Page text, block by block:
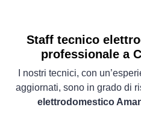
Staff tecnico
professionale a
I nostri tecnici, con
aggiornati, sono in grado di
elettrodomestico